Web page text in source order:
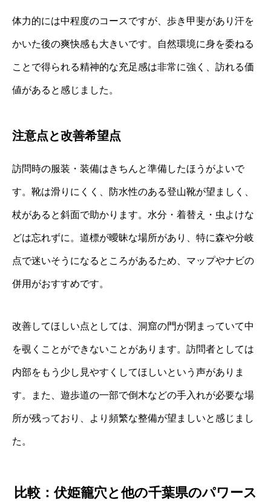
体力的には中程度のコースですが、歩き甲斐があり汗を
かいた後の爽快感も大きいです。自然環境に身を委ねる
ことで得られる精神的な充足感は非常に強く、訪れる価
値があると感じました。
注意点と改善希望点
訪問時の服装・装備はきちんと準備したほうがよいで
す。靴は滑りにくく、防水性のある登山靴が望ましく、
杖があると斜面で助かります。水分・着替え・虫よけな
どは忘れずに。道標が曖昧な場所があり、特に森や分岐
点で迷いそうになるところがあるため、マップやナビの
併用がおすすめです。
改善してほしい点としては、洞窟の門が閉まっていて中
を覗くことができないことがあります。訪問者としては
内部をもう少し見やすくしてほしいという声がありま
す。また、遊歩道の一部で倒木などの手入れが必要な場
所が残っており、より頻繁な整備が望ましいと感じまし
た。
比較：伏姫籠穴と他の千葉県のパワース